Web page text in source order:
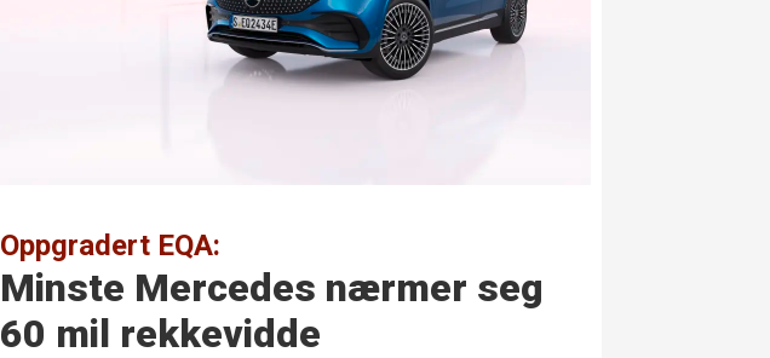
Oppgradert EQA:
Minste Mercedes nærmer seg
60 mil rekkevidde